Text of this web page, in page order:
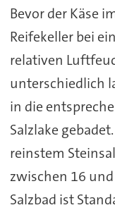
Bevor der Käse
Reifekeller bei
relativen
unterschiedlich
in die
Salzlake
reinstem
zwischen 16
Salzbad ist